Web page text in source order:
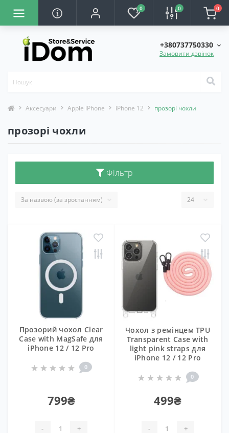
0 0 0
+380737750330
Замовити дзвінок
Аксесуари Apple iPhone iPhone 12 прозорі чохли
прозорі чохли
Фільтр
Прозорий чохол Clear
Case with MagSafe для
iPhone 12 / 12 Pro
0
799₴
- +
Чохол з ремінцем TPU
Transparent Case with
light pink straps для
iPhone 12 / 12 Pro
0
499₴
- +